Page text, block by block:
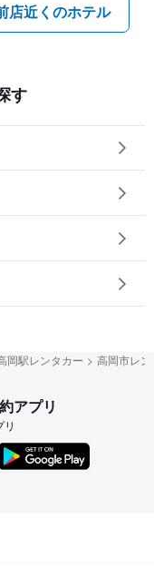
店近くのホテル
す
岡駅レンタカー 高岡市レ
アプリ